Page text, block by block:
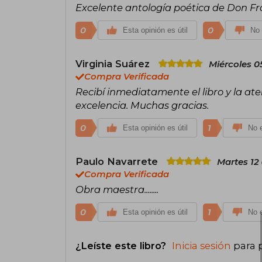
Excelente antología poética de Don
0 Esta opinión es útil 0 No
Virginia Suárez
Miércoles
Compra Verificada
Recibí inmediatamente el libro y la
excelencia. Muchas gracias.
0 Esta opinión es útil 1 No
Paulo Navarrete
Martes
Compra Verificada
Obra maestra........
0 Esta opinión es útil 1 No
¿Leíste este libro? Inicia sesión para